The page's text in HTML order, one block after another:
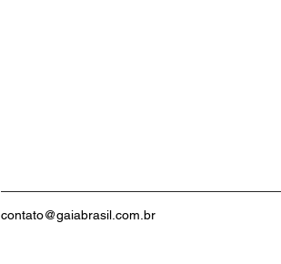
contato@gaiabrasil.com.br